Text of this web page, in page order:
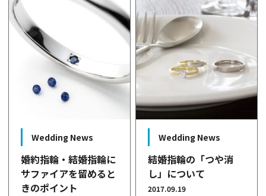
Wedding News
婚約指輪・結婚指輪に
サファイアを留めると
きのポイント
Wedding News
結婚指輪の「つや消
し」について
2017.09.19